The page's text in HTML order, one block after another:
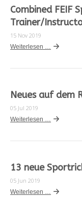
Combined FEIF
Trainer/
15 Nov 2019
Weiterlesen …
Neues auf dem
05 Jul 2019
Weiterlesen …
13 neue
05 Jun 2019
Weiterlesen …